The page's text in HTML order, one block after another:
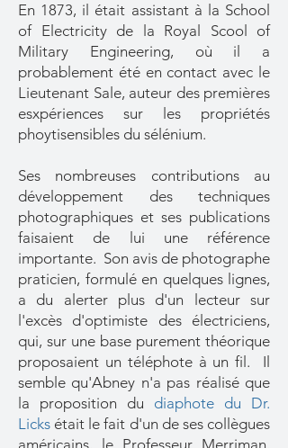
En 1873, il était assistant à la School
of Electricity de la Royal Scool of
Military Engineering, où il a
probablement été en contact avec le
Lieutenant Sale, auteur des premières
esxpériences sur les propriétés
phoytisensibles du sélénium.
Ses nombreuses contributions au
développement des techniques
photographiques et ses publications
faisaient de lui une référence
importante. Son avis de photographe
praticien, formulé en quelques lignes,
a du alerter plus d'un lecteur sur
l'excès d'optimiste des électriciens,
qui, sur une base purement théorique
proposaient un téléphote à un fil. Il
semble qu'Abney n'a pas réalisé que
la proposition du diaphote du Dr.
Licks était le fait d'un de ses collègues
américains, le Professeur Merriman,